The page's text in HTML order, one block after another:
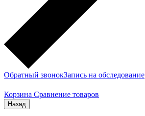
Обратный звонокЗапись на обследование
Корзина Сравнение товаров
Назад